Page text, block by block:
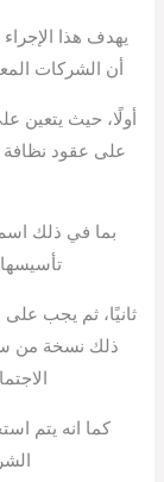
يهدف هذا
أن الشركات
أولًا، حيث يتعين
على عقود
بما في ذلك اسم
ثانيًا، ثم يجب على
ذلك نسخة من
كما انه يتم